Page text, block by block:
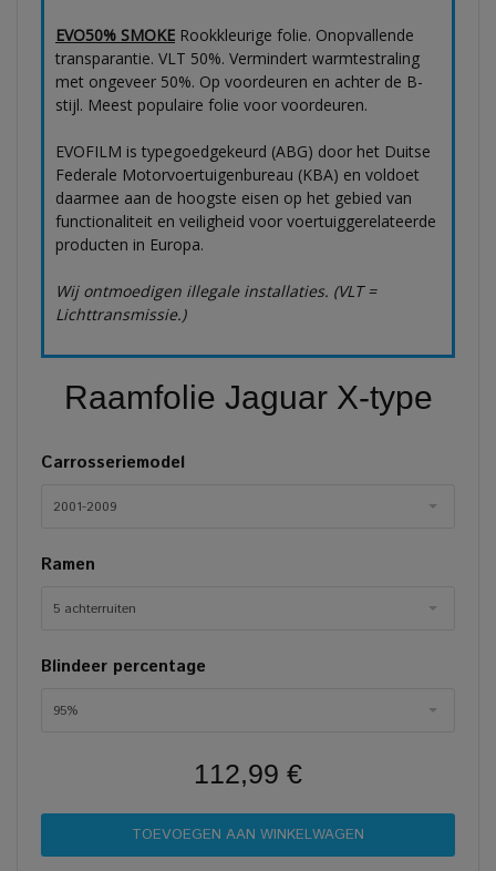
EVO50% SMOKE Rookkleurige folie. Onopvallende
transparantie. VLT 50%. Vermindert warmtestraling
met ongeveer 50%. Op voordeuren en achter de B-
stijl. Meest populaire folie voor voordeuren.
EVOFILM is typegoedgekeurd (ABG) door het Duitse
Federale Motorvoertuigenbureau (KBA) en voldoet
daarmee aan de hoogste eisen op het gebied van
functionaliteit en veiligheid voor voertuiggerelateerde
producten in Europa.
Wij ontmoedigen illegale installaties. (VLT =
Lichttransmissie.)
Raamfolie Jaguar X-type
Carrosseriemodel
2001-2009
Ramen
5 achterruiten
Blindeer percentage
95%
112,99 €